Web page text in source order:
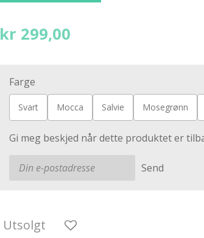
kr 299,00
Farge
Svart Mocca Salvie Mosegrønn
Gi meg beskjed når dette produktet er
Send
Utsolgt